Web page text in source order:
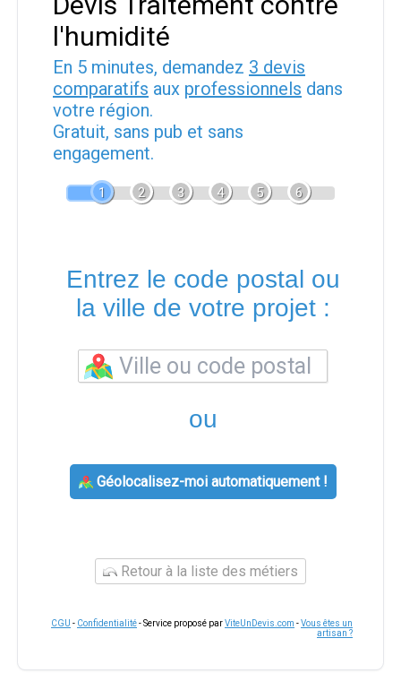
l'humidité
En 5 minutes, demandez 3 devis
comparatifs aux professionnels dans
votre région.
Gratuit, sans pub et sans
engagement.
1 2 3 4 5 6
Entrez le code postal ou
la ville de votre projet :
ou
Géolocalisez-moi automatiquement !
Retour à la liste des métiers
CGU - Confidentialité- Service proposé parViteUnDevis.com -Vous êtes un
artisan ?